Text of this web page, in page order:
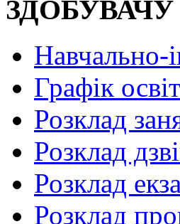
ЗДОБУВАЧУ
Навчально-
Графік
Розклад
Розклад
Розклад
Розклад